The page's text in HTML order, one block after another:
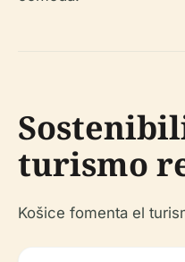
turismo
Košice fomenta el